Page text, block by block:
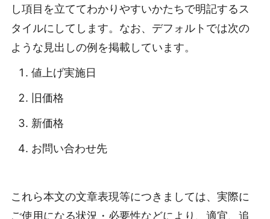
し項目を立ててわかりやすいかたちで明記するス
タイルにしてします。なお、デフォルトでは次の
ような見出しの例を掲載しています。
値上げ実施日
旧価格
新価格
お問い合わせ先
これら本文の文章表現等につきましては、実際に
ご使用になる状況・必要性などにより、適宜、追